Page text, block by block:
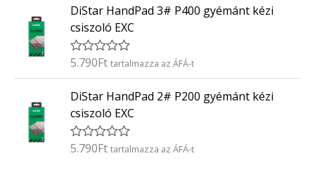
/
5
é
e
l
é
s
:
/
5
DiStar HandPad 3# P400 gyémánt kézi
csiszoló EXC
É
é
e
l
s
5.790Ft tartalmazza az ÁFÁ-t
DiStar HandPad 2# P200 gyémánt kézi
csiszoló EXC
É
5.790Ft tartalmazza az ÁFÁ-t